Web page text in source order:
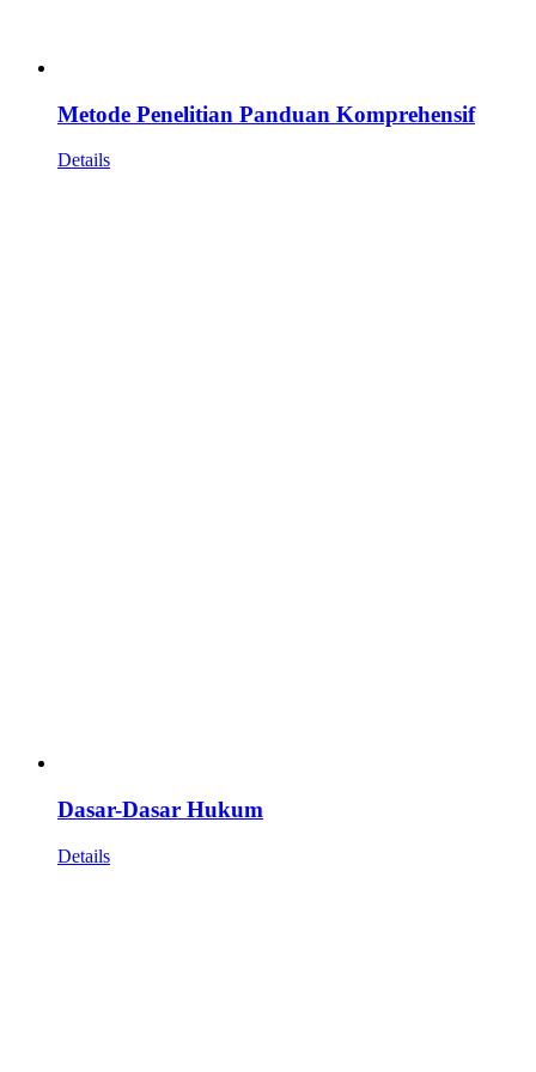
Metode Penelitian Panduan Komprehensif
Details
Dasar-Dasar Hukum
Details